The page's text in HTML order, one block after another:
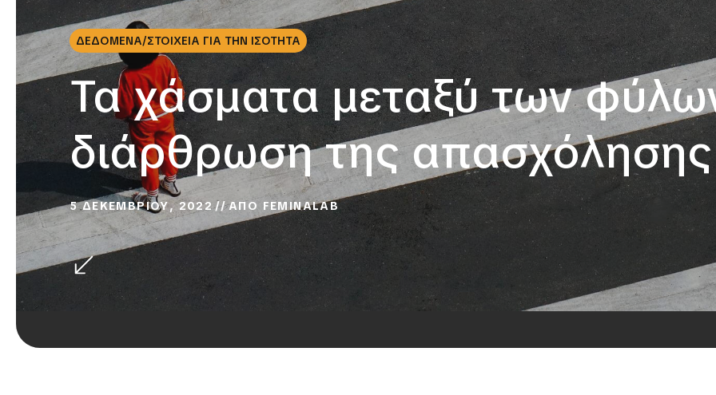
ΔΕΔΟΜΕΝΑ/ΣΤΟΙΧΕΙΑ ΓΙΑ ΤΗΝ ΙΣΟΤΗΤΑ
Τα χάσματα μεταξύ των
διάρθρωση της απασχόλησης
5 ΔΕΚΕΜΒΡΙΟΥ, 2022 ΑΠΟ FEMINALAB